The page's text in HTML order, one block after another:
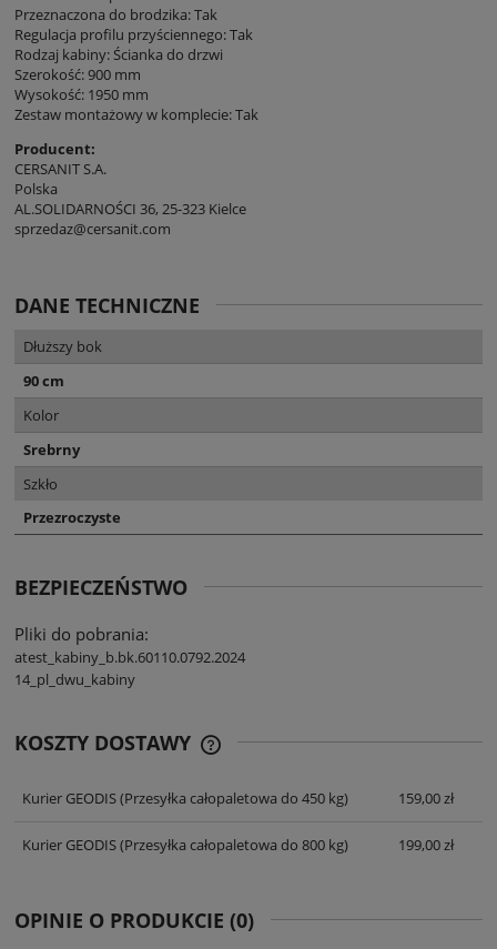
Przeznaczona do brodzika: Tak
Regulacja profilu przyściennego: Tak
Rodzaj kabiny: Ścianka do drzwi
Szerokość: 900 mm
Wysokość: 1950 mm
Zestaw montażowy w komplecie: Tak
Producent:
CERSANIT S.A.
Polska
AL.SOLIDARNOŚCI 36, 25-323 Kielce
sprzedaz@cersanit.com
DANE TECHNICZNE
Dłuższy bok
90 cm
Kolor
Srebrny
Szkło
Przezroczyste
BEZPIECZEŃSTWO
Pliki do pobrania:
atest_kabiny_b.bk.60110.0792.2024
14_pl_dwu_kabiny
KOSZTY DOSTAWY
Kurier GEODIS(Przesyłka całopaletowa do 450 kg) 159,00 zł
Kurier GEODIS(Przesyłka całopaletowa do 800 kg) 199,00 zł
OPINIE O PRODUKCIE (0)